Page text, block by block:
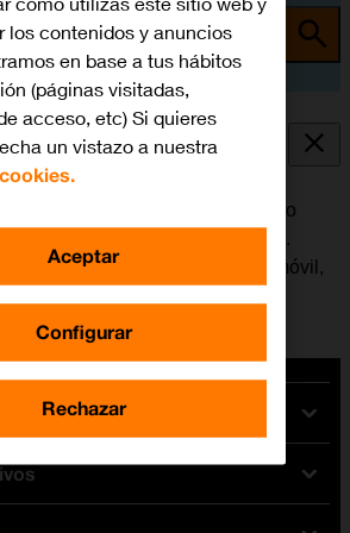
o tema
electrónico POP3
para enviar y recibir correo
cuentas de correo electrónico.
correo electrónico POP3 en el móvil,
los contenidos y anuncios
en base a tus hábitos
(páginas visitadas,
acceso, etc) Si quieres
un vistazo a nuestra
Configurar
Rechazar
Aceptar